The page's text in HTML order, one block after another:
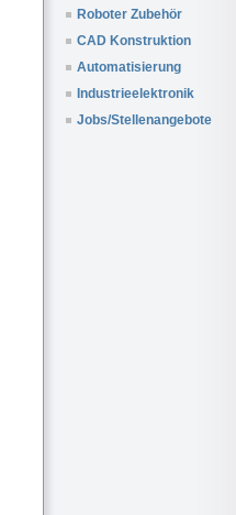
Roboter Zubehör
CAD Konstruktion
Automatisierung
Industrieelektronik
Jobs/Stellenangebote